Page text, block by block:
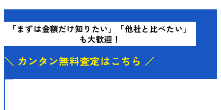
「まずは金額だけ知りたい」
「他社と比べたい」
も大歓迎！
＼ カンタン無料査定はこちら ／